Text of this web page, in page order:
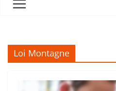
Loi Montagne